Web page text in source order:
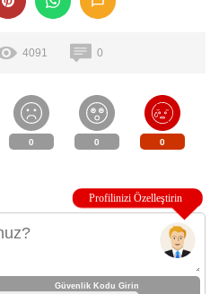
4091 0
0 0 0
Güvenlik Kodu Girin